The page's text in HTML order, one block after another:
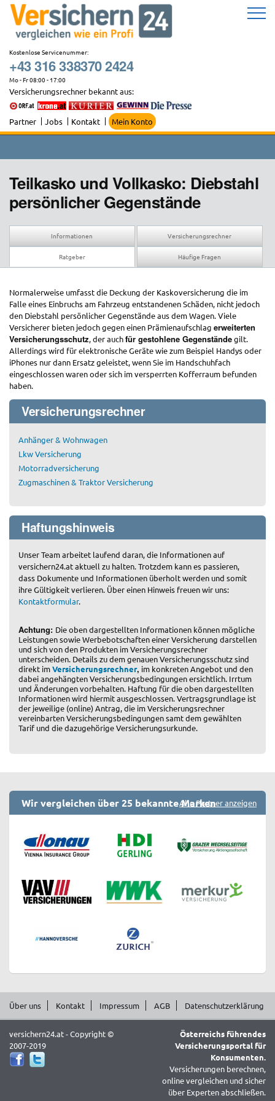
Zum
Inhalt
springen
Kostenlose Servicenummer:
+43 316 338370 2424
Mo - Fr 08:00 - 17:00
Versicherungsrechner bekannt aus:
Partner Jobs Kontakt Mein Konto
Teilkasko und Vollkasko: Diebstahl
persönlicher Gegenstände
Informationen Versicherungsrechner
Ratgeber Häufige Fragen
Normalerweise umfasst die Deckung der Kaskoversicherung die im
Falle eines Einbruchs am Fahrzeug entstandenen Schäden, nicht jedoch
den Diebstahl persönlicher Gegenstände aus dem Wagen. Viele
Versicherer bieten jedoch gegen einen Prämienaufschlag erweiterten
Versicherungsschutz, der auchfür gestohlene Gegenständegilt.
Allerdings wird für elektronische Geräte wie zum Beispiel Handys oder
iPhones nur dann Ersatz geleistet, wenn Sie im Handschuhfach
eingeschlossen waren oder sich im versperrten Kofferraum befunden
haben.
Versicherungsrechner
Anhänger & Wohnwagen
Lkw Versicherung
Motorradversicherung
Zugmaschinen & Traktor Versicherung
Haftungshinweis
Unser Team arbeitet laufend daran, die Informationen auf
versichern24.at aktuell zu halten. Trotzdem kann es passieren,
dass Dokumente und Informationen überholt werden und somit
ihre Gültigkeit verlieren. Über einen Hinweis freuen wir uns:
Kontaktformular.
Achtung: Die oben dargestellten Informationen können mögliche
Leistungen sowie Werbebotschaften einer Versicherung darstellen
und sich von den Produkten im Versicherungsrechner
unterscheiden. Details zu dem genauen Versicherungsschutz sind
direkt imVersicherungsrechner, im konkreten Angebot und den
dabei angehängten Versicherungsbedingungen ersichtlich. Irrtum
und Änderungen vorbehalten. Haftung für die oben dargestellten
Informationen wird hiermit ausgeschlossen. Vertragsgrundlage ist
der jeweilige (online) Antrag, die im Versicherungsrechner
vereinbarten Versicherungsbedingungen samt dem gewählten
Tarif und die dazugehörige Versicherungsurkunde.
Wir vergleichen über 25 bekannte MarkenAlle Partner anzeigen
Über uns Kontakt Impressum AGB Datenschutzerklärung
versichern24.at - Copyright ©
2007-2019
Österreichs führendes
Versicherungsportal für
Konsumenten.
Versicherungen berechnen,
online vergleichen und sicher
über Experten abschließen.